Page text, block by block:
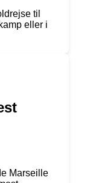
til
eller i
Marseille